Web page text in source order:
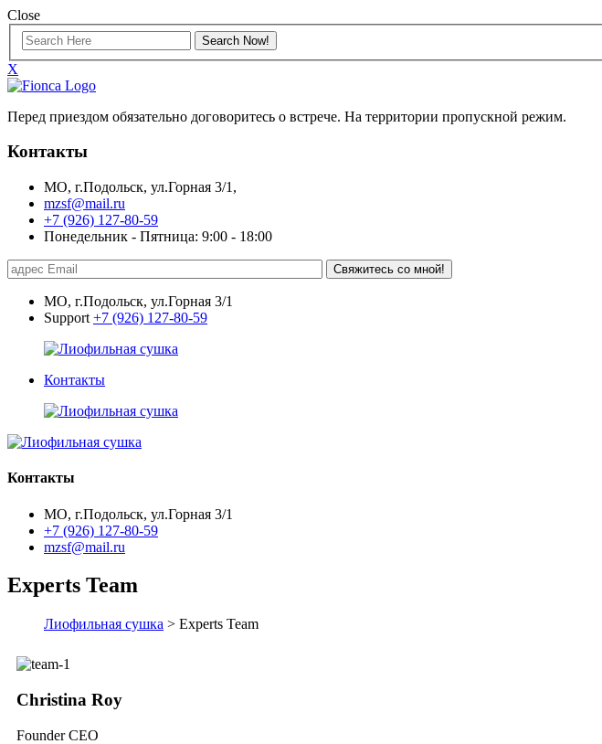
Close
X
Перед приездом обязательно договоритесь о встрече. На территории пропускной режим.
Контакты
МО, г.Подольск, ул.Горная 3/1,
mzsf@mail.ru
+7 (926) 127-80-59
Понедельник - Пятница: 9:00 - 18:00
Свяжитесь со мной!
МО, г.Подольск, ул.Горная 3/1
Support +7 (926) 127-80-59
Контакты
Контакты
МО, г.Подольск, ул.Горная 3/1
+7 (926) 127-80-59
mzsf@mail.ru
Experts Team
Лиофильная сушка > Experts Team
Christina Roy
Founder CEO